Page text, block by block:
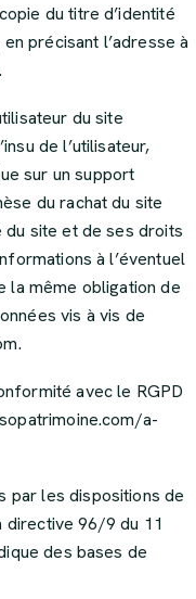
du titre d’identité
précisant l’adresse à
du site
de l’utilisateur,
sur un support
du rachat du site
site et de ses droits
à l’éventuel
la même obligation de
vis à vis de
.
avec le RGPD
a-
par les dispositions de
directive 96/9 du 11
des bases de